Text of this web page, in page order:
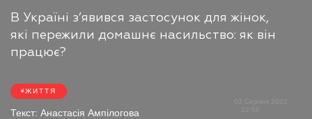
В Україні з’явився застосунок для жінок,
які пережили домашнє насильство: як він
працює?
ЖИТТЯ
Текст: Анастасія Ампілогова